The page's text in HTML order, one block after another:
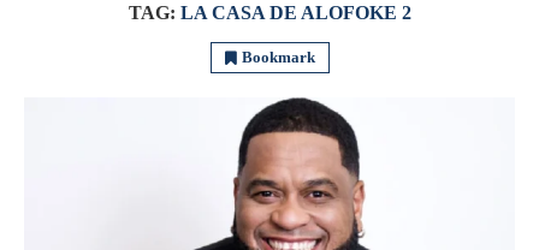
TAG: LA CASA DE ALOFOKE 2
Bookmark